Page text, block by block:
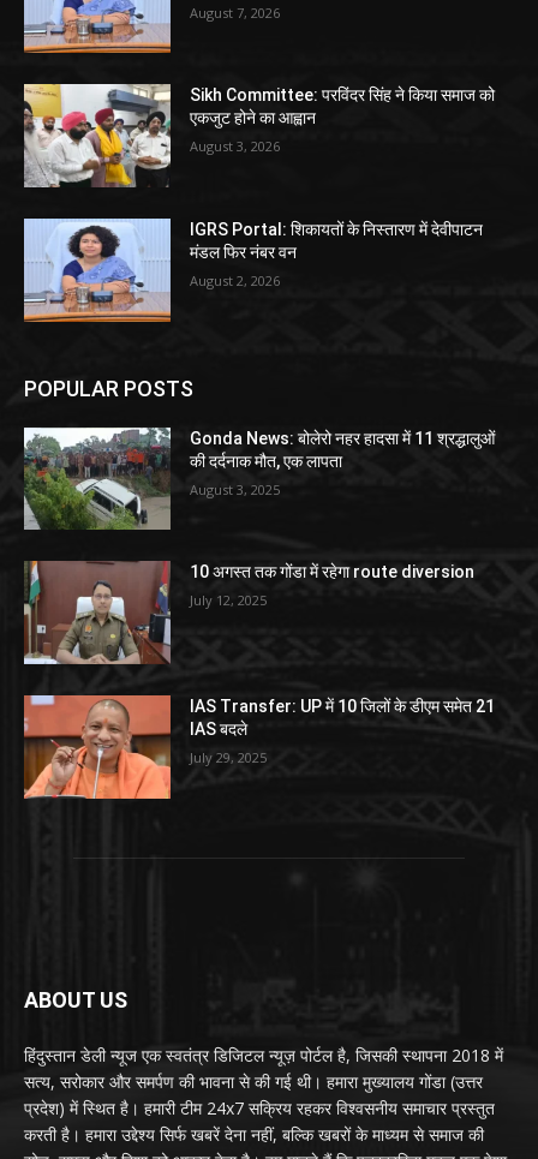
August 7, 2026
Sikh Committee: परविंदर सिंह ने किया समाज को
एकजुट होने का आह्वान
August 3, 2026
IGRS Portal: शिकायतों के निस्तारण में देवीपाटन
मंडल फिर नंबर वन
August 2, 2026
POPULAR POSTS
Gonda News: बोलेरो नहर हादसा में 11 श्रद्धालुओं
की दर्दनाक मौत, एक लापता
August 3, 2025
10 अगस्त तक गोंडा में रहेगा route diversion
July 12, 2025
IAS Transfer: UP में 10 जिलों के डीएम समेत 21
IAS बदले
July 29, 2025
ABOUT US
हिंदुस्तान डेली न्यूज एक स्वतंत्र डिजिटल न्यूज़ पोर्टल है, जिसकी स्थापना 2018 में
सत्य, सरोकार और समर्पण की भावना से की गई थी। हमारा मुख्यालय गोंडा (उत्तर
प्रदेश) में स्थित है। हमारी टीम 24x7 सक्रिय रहकर विश्वसनीय समाचार प्रस्तुत
करती है। हमारा उद्देश्य सिर्फ खबरें देना नहीं, बल्कि खबरों के माध्यम से समाज की